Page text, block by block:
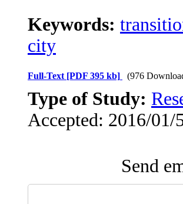
Keywords:
city
Full-Text [PDF 395 kb] (976
Type of Study:
Accepted: 2016/01/
Send